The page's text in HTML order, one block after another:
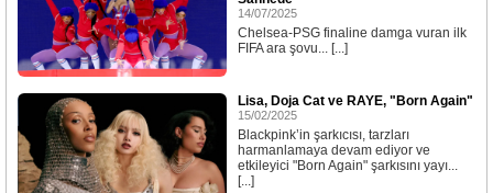
14/07/2025
Chelsea-PSG finaline damga vuran ilk
FIFA ara şovu... [...]
Lisa, Doja Cat ve RAYE, "Born Again"
15/02/2025
Blackpink’in şarkıcısı, tarzları
harmanlamaya devam ediyor ve
etkileyici "Born Again" şarkısını yayı...
[...]